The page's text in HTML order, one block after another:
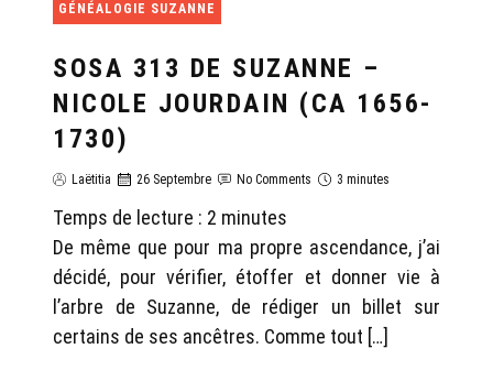
GÉNÉALOGIE SUZANNE
SOSA 313 DE SUZANNE –
NICOLE JOURDAIN (CA 1656-
1730)
Laëtitia 26 Septembre No Comments 3 minutes
Temps de lecture : 2 minutes
De même que pour ma propre ascendance, j’ai
décidé, pour vérifier, étoffer et donner vie à
l’arbre de Suzanne, de rédiger un billet sur
certains de ses ancêtres. Comme tout […]